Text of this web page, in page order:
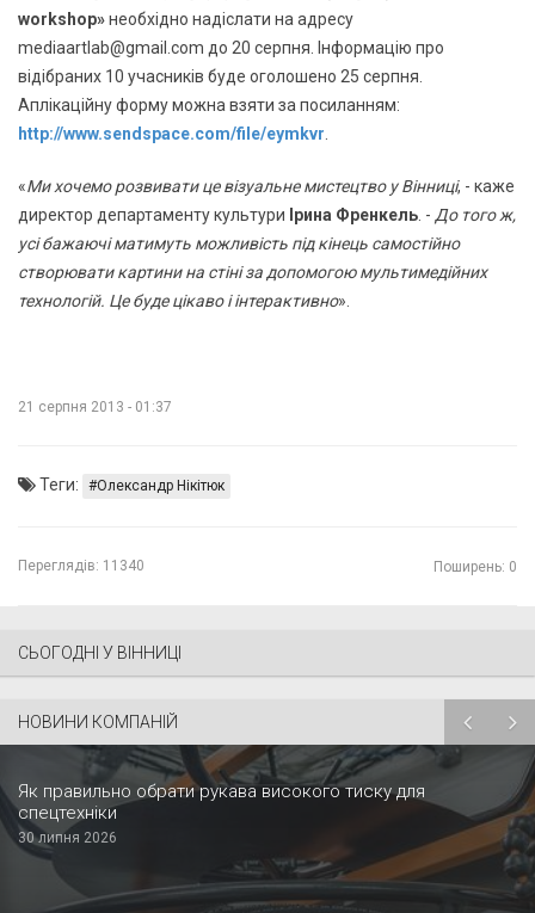
workshop»необхідно надіслати на адресу
mediaartlab@gmail.com до 20 серпня. Інформацію про
відібраних 10 учасників буде оголошено 25 серпня.
Аплікаційну форму можна взяти за посиланням:
http://www.sendspace.com/file/eymkvr
«Ми хочемо розвивати це візуальне мистецтво у Вінниці, - каже
директор департаменту культури Ірина Френкель . - До того ж,
усі бажаючі матимуть можливість під кінець самостійно
створювати картини на стіні за допомогою мультимедійних
технологій. Це буде цікаво і інтерактивно».​
21 серпня 2013 - 01:37
Теги: Олександр Нікітюк
Переглядів: 11340 Поширень: 0
СЬОГОДНІ У ВІННИЦІ
НОВИНИ КОМПАНІЙ
Як правильно обрати рукава високого тиску для
спецтехніки
30 липня 2026